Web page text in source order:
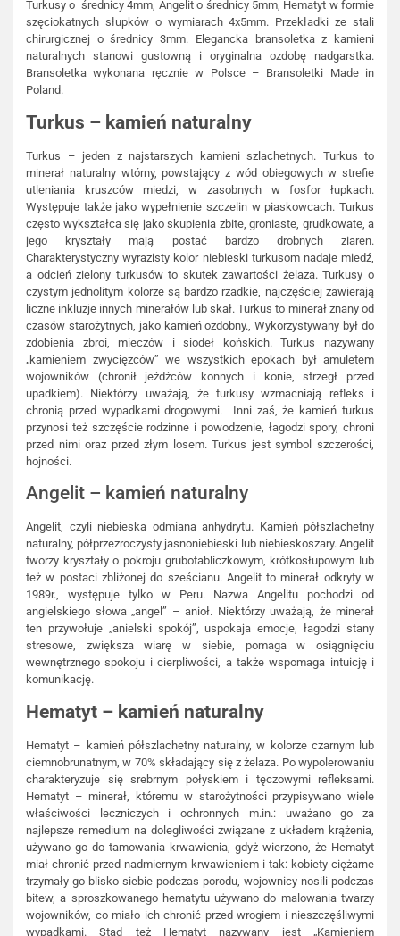
Turkusy o średnicy 4mm, Angelit o średnicy 5mm, Hematyt w formie
szęciokatnych słupków o wymiarach 4x5mm. Przekładki ze stali
chirurgicznej o średnicy 3mm. Elegancka bransoletka z kamieni
naturalnych stanowi gustowną i oryginalna ozdobę nadgarstka.
Bransoletka wykonana ręcznie w Polsce – Bransoletki Made in
Poland.
Turkus – kamień naturalny
Turkus – jeden z najstarszych kamieni szlachetnych. Turkus to
minerał naturalny wtórny, powstający z wód obiegowych w strefie
utleniania kruszców miedzi, w zasobnych w fosfor łupkach.
Występuje także jako wypełnienie szczelin w piaskowcach. Turkus
często wykształca się jako skupienia zbite, groniaste, grudkowate, a
jego kryształy mają postać bardzo drobnych ziaren.
Charakterystyczny wyrazisty kolor niebieski turkusom nadaje miedź,
a odcień zielony turkusów to skutek zawartości żelaza. Turkusy o
czystym jednolitym kolorze są bardzo rzadkie, najczęściej zawierają
liczne inkluzje innych minerałów lub skał. Turkus to minerał znany od
czasów starożytnych, jako kamień ozdobny., Wykorzystywany był do
zdobienia zbroi, mieczów i siodeł końskich. Turkus nazywany
„kamieniem zwycięzców” we wszystkich epokach był amuletem
wojowników (chronił jeźdźców konnych i konie, strzegł przed
upadkiem). Niektórzy uważają, że turkusy wzmacniają refleks i
chronią przed wypadkami drogowymi. Inni zaś, że kamień turkus
przynosi też szczęście rodzinne i powodzenie, łagodzi spory, chroni
przed nimi oraz przed złym losem. Turkus jest symbol szczerości,
hojności.
Angelit – kamień naturalny
Angelit, czyli niebieska odmiana anhydrytu. Kamień półszlachetny
naturalny, półprzezroczysty jasnoniebieski lub niebieskoszary. Angelit
tworzy kryształy o pokroju grubotabliczkowym, krótkosłupowym lub
też w postaci zbliżonej do sześcianu. Angelit to minerał odkryty w
1989r., występuje tylko w Peru. Nazwa Angelitu pochodzi od
angielskiego słowa „angel” – anioł. Niektórzy uważają, że minerał
ten przywołuje „anielski spokój”, uspokaja emocje, łagodzi stany
stresowe, zwiększa wiarę w siebie, pomaga w osiągnięciu
wewnętrznego spokoju i cierpliwości, a także wspomaga intuicję i
komunikację.
Hematyt – kamień naturalny
Hematyt – kamień półszlachetny naturalny, w kolorze czarnym lub
ciemnobrunatnym, w 70% składający się z żelaza. Po wypolerowaniu
charakteryzuje się srebrnym połyskiem i tęczowymi refleksami.
Hematyt – minerał, któremu w starożytności przypisywano wiele
właściwości leczniczych i ochronnych m.in.: uważano go za
najlepsze remedium na dolegliwości związane z układem krążenia,
używano go do tamowania krwawienia, gdyż wierzono, że Hematyt
miał chronić przed nadmiernym krwawieniem i tak: kobiety ciężarne
trzymały go blisko siebie podczas porodu, wojownicy nosili podczas
bitew, a sproszkowanego hematytu używano do malowania twarzy
wojowników, co miało ich chronić przed wrogiem i nieszczęśliwymi
wypadkami. Stąd też Hematyt nazywany jest „Kamieniem